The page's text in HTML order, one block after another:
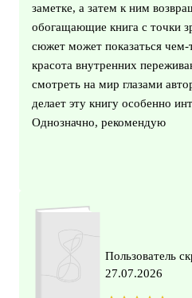
заметке, а затем к ним
обогащающие книга с точки
сюжет может показаться
красота внутренних
смотреть на мир глазами
делает эту книгу особенно
Однозначно, рекомендую
Пользователь
27.07.2026